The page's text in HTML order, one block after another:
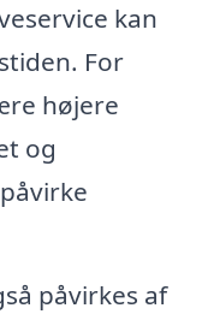
kan
For
højere
og
påvirkes af